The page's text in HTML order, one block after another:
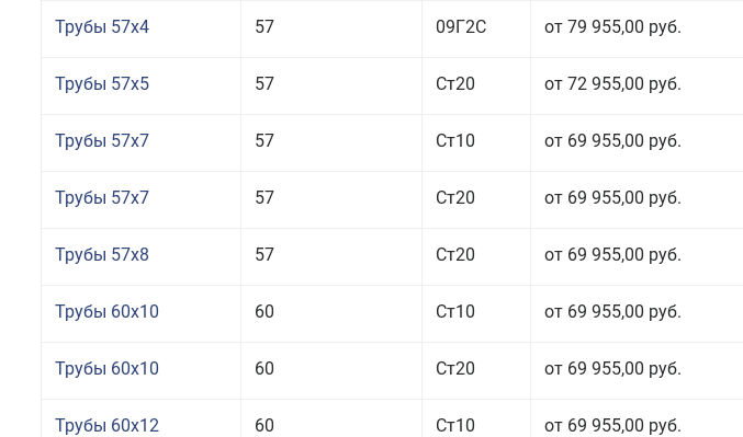
Трубы 57x4 57 09Г2С от 79 955,00 руб.
Трубы 57x5 57 Ст20 от 72 955,00 руб.
Трубы 57x7 57 Ст10 от 69 955,00 руб.
Трубы 57x7 57 Ст20 от 69 955,00 руб.
Трубы 57x8 57 Ст20 от 69 955,00 руб.
Трубы 60x10 60 Ст10 от 69 955,00 руб.
Трубы 60x10 60 Ст20 от 69 955,00 руб.
Трубы 60x12 60 Ст10 от 69 955,00 руб.